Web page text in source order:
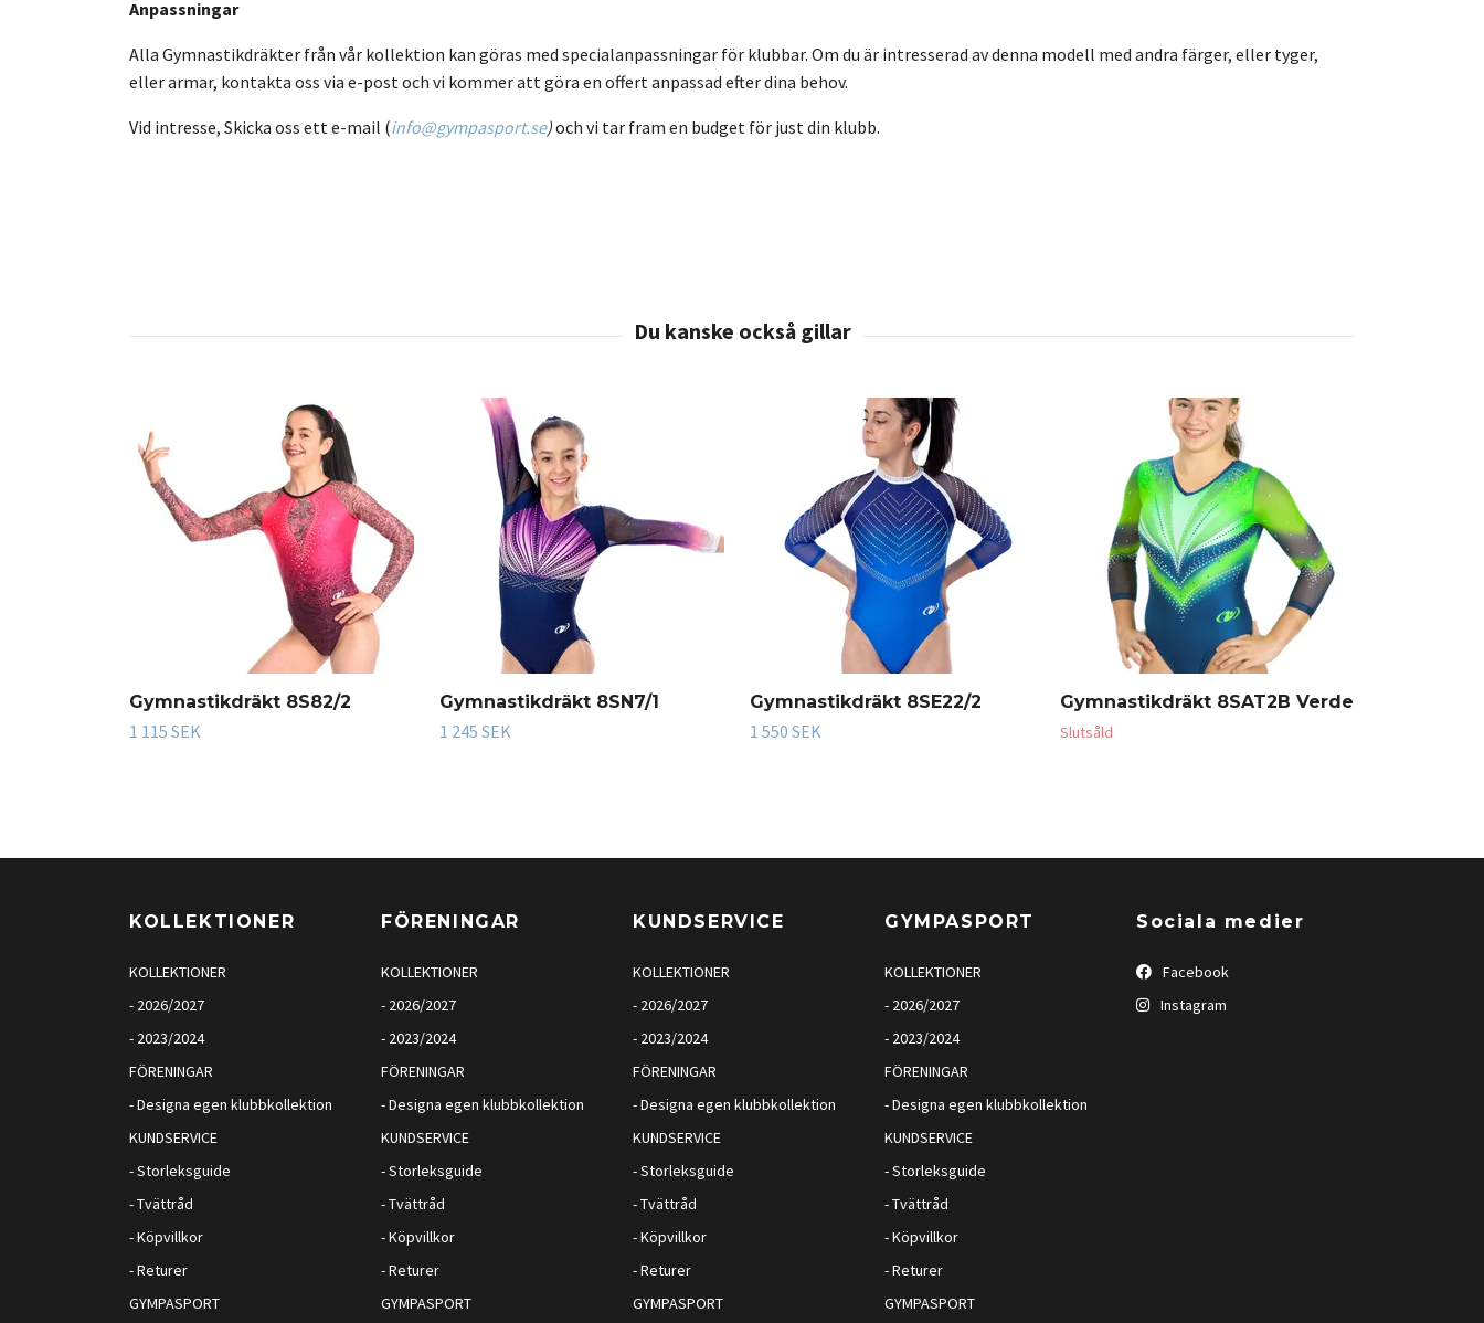
Anpassningar
Alla Gymnastikdräkter från vår kollektion kan göras med specialanpassningar för klubbar. Om du är intresserad av denna modell med andra färger, eller tyger,
eller armar, kontakta oss via e-post och vi kommer att göra en offert anpassad efter dina behov.
Vid intresse, Skicka oss ett e-mail (info@gympasport.se)och vi tar fram en budget för just din klubb.
Gymnastikdräkt 8S82/2
1 115 SEK
Gymnastikdräkt 8SN7/1
1 245 SEK
Gymnastikdräkt 8SE22/2
1 550 SEK
Gymnastikdräkt 8SAT2B Verde
Slutsåld
KOLLEKTIONER
KOLLEKTIONER
- 2026/2027
- 2023/2024
FÖRENINGAR
- Designa egen klubbkollektion
KUNDSERVICE
- Storleksguide
- Tvättråd
- Köpvillkor
- Returer
GYMPASPORT
FÖRENINGAR
KOLLEKTIONER
- 2026/2027
- 2023/2024
FÖRENINGAR
- Designa egen klubbkollektion
KUNDSERVICE
- Storleksguide
- Tvättråd
- Köpvillkor
- Returer
GYMPASPORT
KUNDSERVICE
KOLLEKTIONER
- 2026/2027
- 2023/2024
FÖRENINGAR
- Designa egen klubbkollektion
KUNDSERVICE
- Storleksguide
- Tvättråd
- Köpvillkor
- Returer
GYMPASPORT
GYMPASPORT
KOLLEKTIONER
- 2026/2027
- 2023/2024
FÖRENINGAR
- Designa egen klubbkollektion
KUNDSERVICE
- Storleksguide
- Tvättråd
- Köpvillkor
- Returer
GYMPASPORT
Sociala medier
Facebook
Instagram